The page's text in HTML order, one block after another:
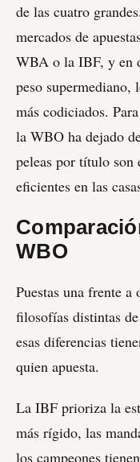
de las cuatro
mercados de
WBA o la IBF, y en
peso supermediano,
más codiciados.
la WBO ha dejado
peleas por título son
eficientes en las
WBO
Puestas una frente
filosofías distintas
esas diferencias
quien apuesta.
La IBF prioriza la
más rígido, las
los campeones